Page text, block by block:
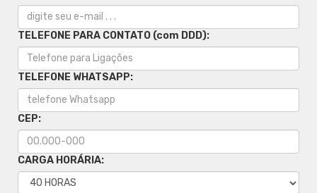
TELEFONE PARA CONTATO (com DDD):
TELEFONE WHATSAPP:
CEP:
CARGA HORÁRIA: